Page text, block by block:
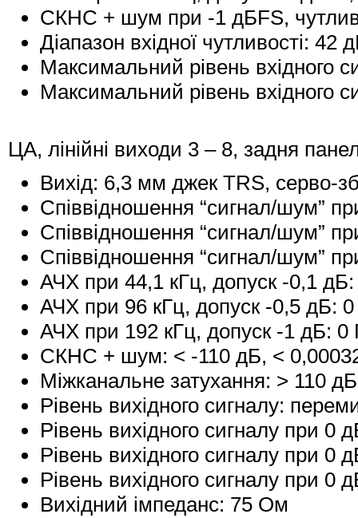
СКНС + шум при -1 дБFS,
Діапазон вхідної чутливості: 42
Максимальний рівень вхідного
Максимальний рівень вхідного
ЦА, лінійні виходи 3 – 8, задня
Вихід: 6,3 мм джек TRS, серво-
Співвідношення “сигнал/шум”
Співвідношення “сигнал/шум”
Співвідношення “сигнал/шум”
АЧХ при 44,1 кГц, допуск -0,1
АЧХ при 96 кГц, допуск -0,5 дБ:
АЧХ при 192 кГц, допуск -1 дБ: 0
СКНС + шум: < -110 дБ, <
Міжканальне затухання: > 110 дБ
Рівень вихідного сигналу:
Рівень вихідного сигналу при 0
Рівень вихідного сигналу при 0
Рівень вихідного сигналу при
Вихідний імпеданс: 75 Ом